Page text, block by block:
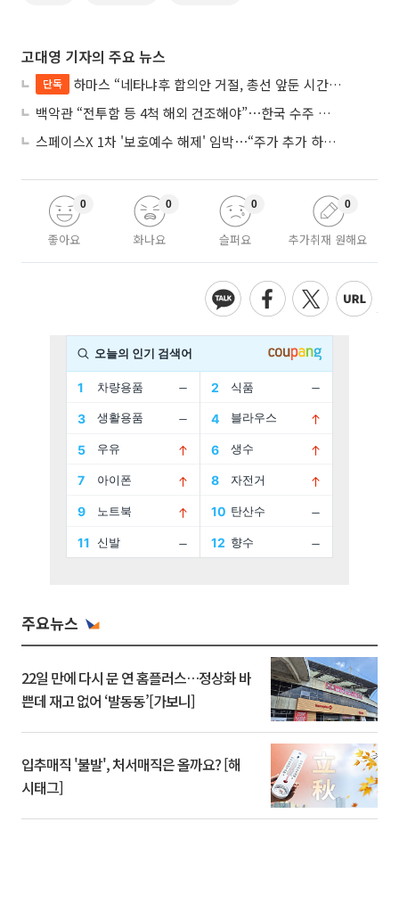
고대영 기자의 주요 뉴스
단독
하마스 “네타냐후 합의안 거절, 총선 앞둔 시간 끌기”
백악관 “전투함 등 4척 해외 건조해야”⋯한국 수주 기대
스페이스X 1차 '보호예수 해제' 임박⋯“주가 추가 하락 가능성”
좋아요
0
화나요
0
슬퍼요
0
추가취재 원해요
0
주요뉴스
22일 만에 다시 문 연 홈플러스…정상화 바
쁜데 재고 없어 ‘발동동’[가보니]
입추매직 '불발', 처서매직은 올까요? [해
시태그]